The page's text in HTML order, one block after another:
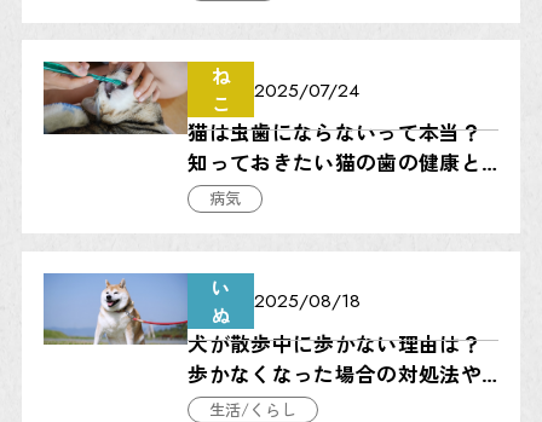
ね
こ
2025/07/24
猫は虫歯にならないって本当？
知っておきたい猫の歯の健康と
守り方
病気
い
ぬ
2025/08/18
犬が散歩中に歩かない理由は？
歩かなくなった場合の対処法やN
G行動について解説
生活/くらし